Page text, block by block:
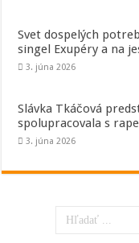
Svet dospelých
singel Exupéry a na
3. júna 2026
Slávka Tkáčová
spolupracovala s
3. júna 2026